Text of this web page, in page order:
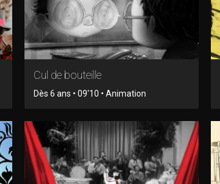
Cul de bouteille
Dès 6 ans • 09'10 • Animation